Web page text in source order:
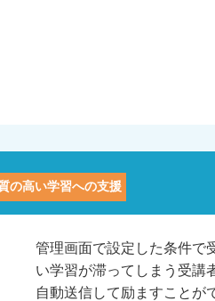
の高い学習への支援
管理画面で設定した条件で
い学習が滞ってしまう受講
自動送信して励ますことが